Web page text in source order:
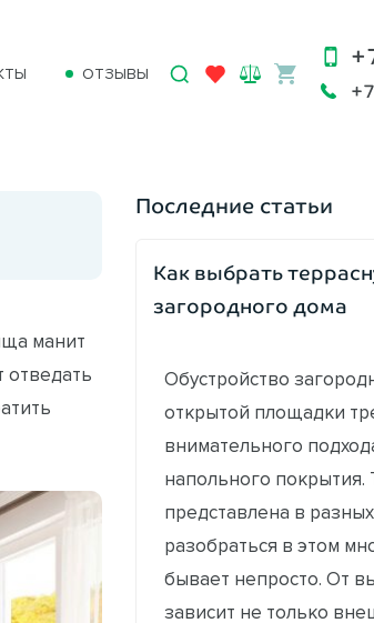
ОТЗЫВЫ
манит
отведать
Последние статьи
Как выбрать
загородного дома
Обустройство
открытой площадки
внимательного
напольного покрытия.
представлена в
разобраться в этом
бывает непросто. От
зависит не только